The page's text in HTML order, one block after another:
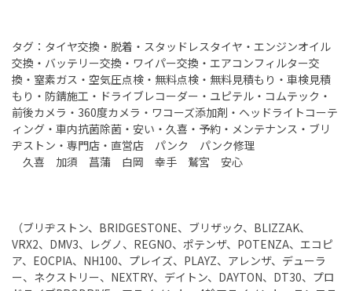
タグ：タイヤ交換・脱着・スタッドレスタイヤ・エンジンオイル
交換・バッテリー交換・ワイパー交換・エアコンフィルター交
換・窒素ガス・空気圧点検・無料点検・無料見積もり・車検見積
もり・防錆施工・ドライブレコーダー・ユピテル・コムテック・
前後カメラ・360度カメラ・ワコーズ添加剤・ヘッドライトコーテ
ィング・車内抗菌除菌・安い・久喜・予約・メンテナンス・ブリ
ヂストン・専門店・直営店 パンク パンク修理
久喜 加須 菖蒲 白岡 幸手 鷲宮 安心
（ブリヂストン、BRIDGESTONE、ブリザック、BLIZZAK、
VRX2、DMV3、レグノ、REGNO、ポテンザ、POTENZA、エコピ
ア、EOCPIA、NH100、プレイズ、PLAYZ、アレンザ、デューラ
ー、ネクストリー、NEXTRY、デイトン、DAYTON、DT30、プロ